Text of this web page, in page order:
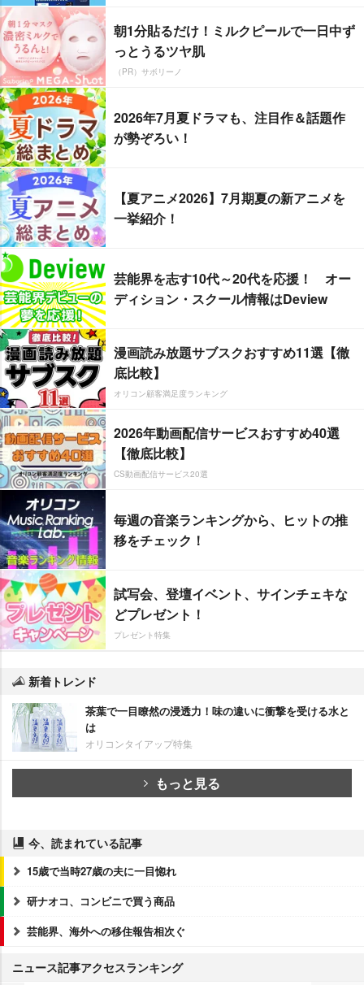
朝1分貼るだけ！ミルクピールで一日中ず
っとうるツヤ肌
（PR）サボリーノ
2026年7月夏ドラマも、注目作＆話題作
が勢ぞろい！
【夏アニメ2026】7月期夏の新アニメを
一挙紹介！
芸能界を志す10代～20代を応援！ オー
ディション・スクール情報はDeview
漫画読み放題サブスクおすすめ11選【徹
底比較】
オリコン顧客満足度ランキング
2026年動画配信サービスおすすめ40選
【徹底比較】
CS動画配信サービス20選
毎週の音楽ランキングから、ヒットの推
移をチェック！
試写会、登壇イベント、サインチェキな
どプレゼント！
プレゼント特集
新着トレンド
茶葉で一目瞭然の浸透力！味の違いに衝撃を受ける水と
は
オリコンタイアップ特集
もっと見る
今、読まれている記事
15歳で当時27歳の夫に一目惚れ
研ナオコ、コンビニで買う商品
芸能界、海外への移住報告相次ぐ
ニュース記事アクセスランキング